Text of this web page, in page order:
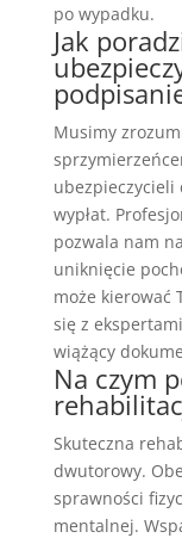
po wypadku.
Jak
Musimy
ubezpieczycieli
wypłat.
pozwala nam
uniknięcie
może kierować
się z
wiążący
Na czym
Skuteczna
dwutorowy.
sprawności
mentalnej.